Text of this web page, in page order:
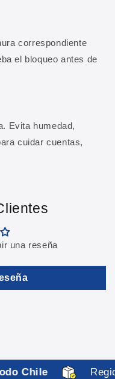
correspondiente
el bloqueo antes de
Evita humedad,
cuidar cuentas,
una reseña
Chile
comerciales y